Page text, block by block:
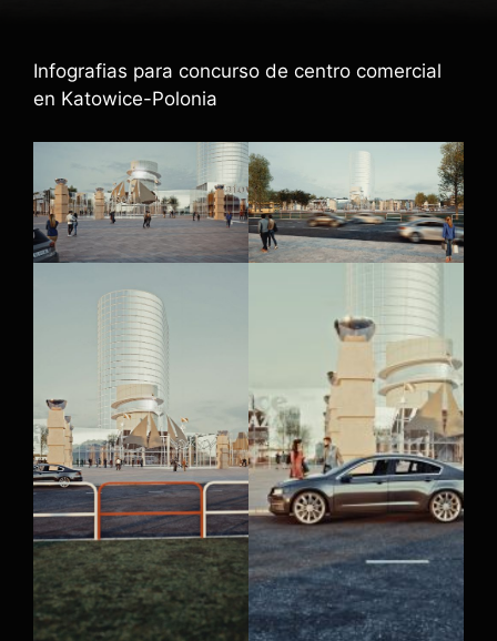
Infografias para concurso de centro comercial
en Katowice-Polonia